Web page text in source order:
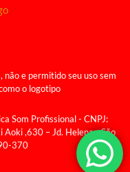
não e permitido seu uso sem
o logotipo
Som Profissional - CNPJ:
,630 – Jd. Helena - São
370